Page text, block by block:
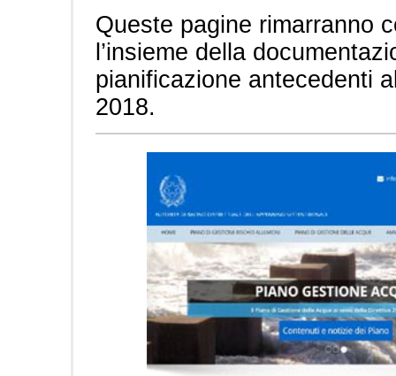
Queste pagine rimarranno
l’insieme della
pianificazione antecedenti
2018.